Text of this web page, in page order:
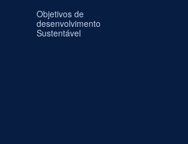
Objetivos de
desenvolvimento
Sustentável